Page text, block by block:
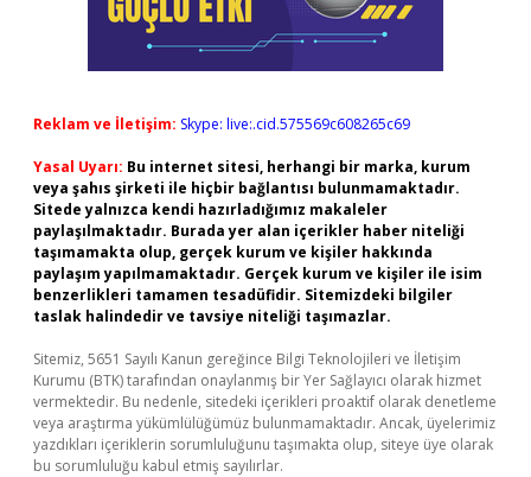
Reklam ve İletişim: Skype: live:.cid.575569c608265c69
Yasal Uyarı: Bu internet sitesi, herhangi bir marka, kurum
veya şahıs şirketi ile hiçbir bağlantısı bulunmamaktadır.
Sitede yalnızca kendi hazırladığımız makaleler
paylaşılmaktadır. Burada yer alan içerikler haber niteliği
taşımamakta olup, gerçek kurum ve kişiler hakkında
paylaşım yapılmamaktadır. Gerçek kurum ve kişiler ile isim
benzerlikleri tamamen tesadüfidir. Sitemizdeki bilgiler
taslak halindedir ve tavsiye niteliği taşımazlar.
Sitemiz, 5651 Sayılı Kanun gereğince Bilgi Teknolojileri ve İletişim
Kurumu (BTK) tarafından onaylanmış bir Yer Sağlayıcı olarak hizmet
vermektedir. Bu nedenle, sitedeki içerikleri proaktif olarak denetleme
veya araştırma yükümlülüğümüz bulunmamaktadır. Ancak, üyelerimiz
yazdıkları içeriklerin sorumluluğunu taşımakta olup, siteye üye olarak
bu sorumluluğu kabul etmiş sayılırlar.